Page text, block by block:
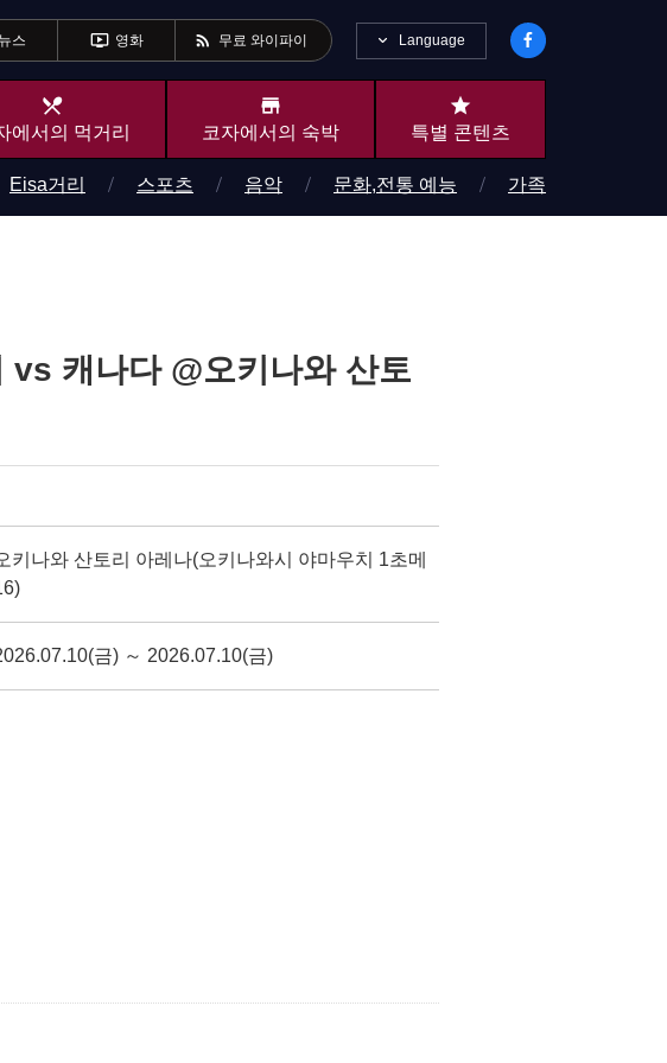
뉴스 ondemand_video 영화 rss_feed 무료 와이파이 Language
local_dining
에서의 먹거리
store
코자에서의 숙박
star
특별 콘텐츠
Eisa거리 스포츠 음악 문화,전통 예능 가족
캐나다 @오키나와 산토
키나와 산토리 아레나(오키나와시 야마우치 1초메
금) ～ 2026.07.10(금)